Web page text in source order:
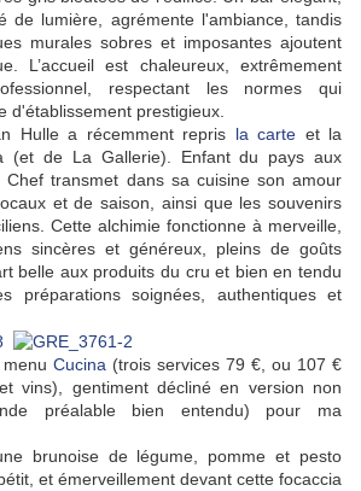
de lumière, agrémente l'ambiance, tandis
murales sobres et imposantes ajoutent
L’accueil est chaleureux, extrêmement
respectant les normes qui
d'établissement prestigieux.
Hulle a récemment repris la carte et la
(et de La Gallerie). Enfant du pays aux
Chef transmet dans sa cuisine son amour
et de saison, ainsi que les souvenirs
Cette alchimie fonctionne à merveille,
sincères et généreux, pleins de goûts
belle aux produits du cru et bien en tendu
préparations soignées, authentiques et
Cucina (trois services 79 €, ou 107 €
vins), gentiment décliné en version non
préalable bien entendu) pour ma
brunoise de légume, pomme et pesto
et émerveillement devant cette focaccia